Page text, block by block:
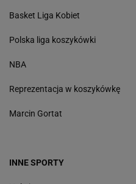
Basket Liga Kobiet
Polska liga koszykówki
NBA
Reprezentacja w koszykówkę
Marcin Gortat
INNE SPORTY